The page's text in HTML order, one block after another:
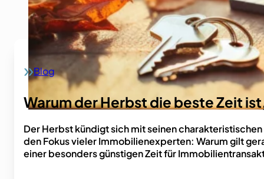
Home
Blog
Warum der Herbst die beste Zeit
Der Herbst kündigt sich mit seinen
den Fokus vieler Immobilienexperten: Warum gilt
einer besonders günstigen Zeit für